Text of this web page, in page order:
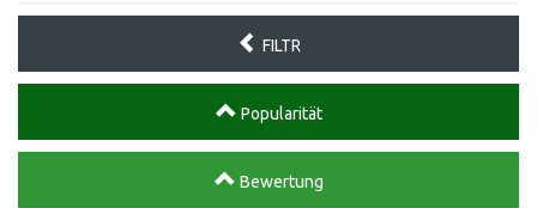
FILTR
Popularität
Bewertung